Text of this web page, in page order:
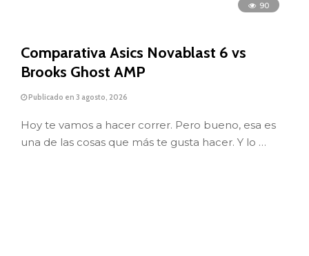
90
Comparativa Asics Novablast 6 vs
Brooks Ghost AMP
Publicado en 3 agosto, 2026
Hoy te vamos a hacer correr. Pero bueno, esa es
una de las cosas que más te gusta hacer. Y lo …